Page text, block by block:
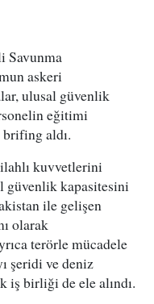
Savunma
askeri
ulusal güvenlik
eğitimi
aldı.
kuvvetlerini
güvenlik kapasitesini
ile gelişen
olarak
terörle mücadele
şeridi ve deniz
iş birliği de ele alındı.